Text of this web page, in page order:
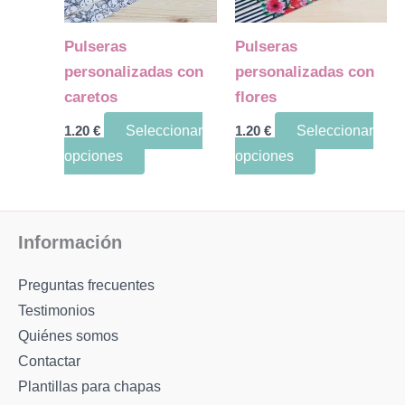
Pulseras
personalizadas con
caretos
1.20 €
Seleccionar
opciones
elegir
en
de
Pulseras
personalizadas con
flores
1.20 €
Seleccionar
opciones
Las
elegir
en
de
Información
Preguntas frecuentes
Testimonios
Quiénes somos
Contactar
Plantillas para chapas